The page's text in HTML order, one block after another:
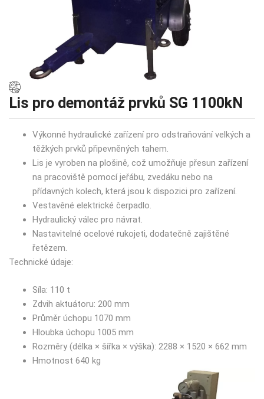
Lis pro demontáž prvků SG 1100kN
Výkonné hydraulické zařízení pro odstraňování velkých a
těžkých prvků připevněných tahem.
Lis je vyroben na plošině, což umožňuje přesun zařízení
na pracoviště pomocí jeřábu, zvedáku nebo na
přídavných kolech, která jsou k dispozici pro zařízení.
Vestavěné elektrické čerpadlo.
Hydraulický válec pro návrat.
Nastavitelné ocelové rukojeti, dodatečně zajištěné
řetězem.
Technické údaje:
Síla: 110 t
Zdvih aktuátoru: 200 mm
Průměr úchopu 1070 mm
Hloubka úchopu 1005 mm
Rozměry (délka × šířka × výška): 2288 × 1520 × 662 mm
Hmotnost 640 kg